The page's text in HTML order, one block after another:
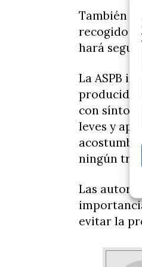
También
recogido
hará
La ASPB
producida
con
leves y
ningún
Las
evitar la